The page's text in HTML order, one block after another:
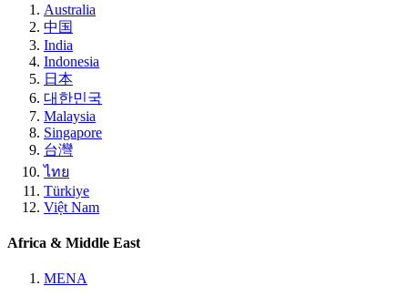
Australia
中国
India
Indonesia
日本
대한민국
Malaysia
Singapore
台灣
ไทย
Türkiye
Việt Nam
Africa & Middle East
MENA